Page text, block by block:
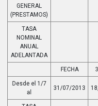
GENERAL
(PRESTAMOS)
TASA
NOMINAL
ANUAL
ADELANTADA
FECHA
Desde el 1/7
al
31/07/2013